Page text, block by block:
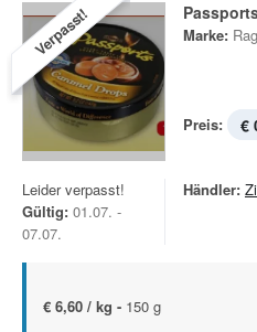
Verpasst! Marke:
Preis: €
Leider verpasst!
Gültig: 01.07. -
07.07.
Händler:
€ 6,60 / kg - 150 g